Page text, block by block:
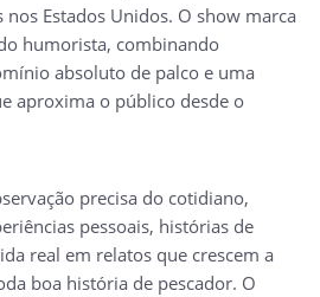
Estados Unidos. O show marca
humorista, combinando
absoluto de palco e uma
aproxima o público desde o
precisa do cotidiano,
pessoais, histórias de
real em relatos que crescem a
boa história de pescador. O